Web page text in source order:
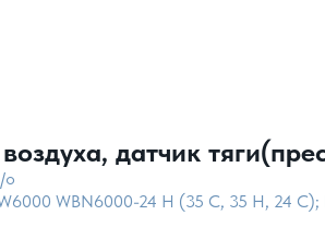
датчик
о
WBN6000-24 H (35 C, 35 H, 24